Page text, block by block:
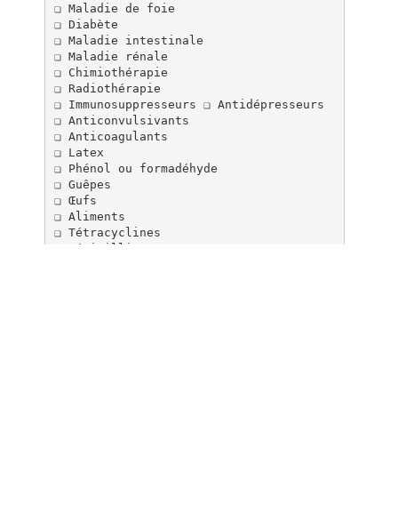
❏ Maladie de foie
❏ Diabète
❏ Maladie intestinale
❏ Maladie rénale
❏ Chimiothérapie
❏ Radiothérapie
❏ Immunosuppresseurs ❏ Antidépresseurs
❏ Anticonvulsivants
❏ Anticoagulants
❏ Latex
❏ Phénol ou formadéhyde
❏ Guêpes
❏ Œufs
❏ Aliments
❏ Tétracyclines
❏ Pénicilline